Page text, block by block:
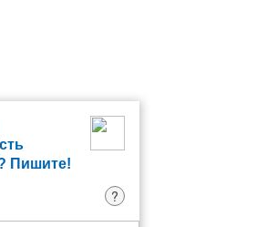
Пишите!
?